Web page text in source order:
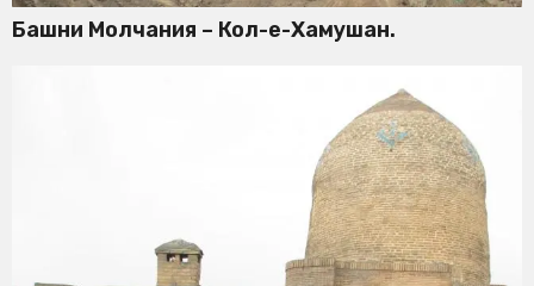
Башни Молчания – Кол-е-Хамушан.